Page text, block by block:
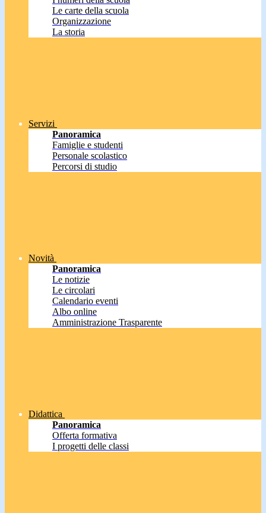
Le carte della scuola
Organizzazione
La storia
Servizi
Panoramica
Famiglie e studenti
Personale scolastico
Percorsi di studio
Novità
Panoramica
Le notizie
Le circolari
Calendario eventi
Albo online
Amministrazione Trasparente
Didattica
Panoramica
Offerta formativa
I progetti delle classi